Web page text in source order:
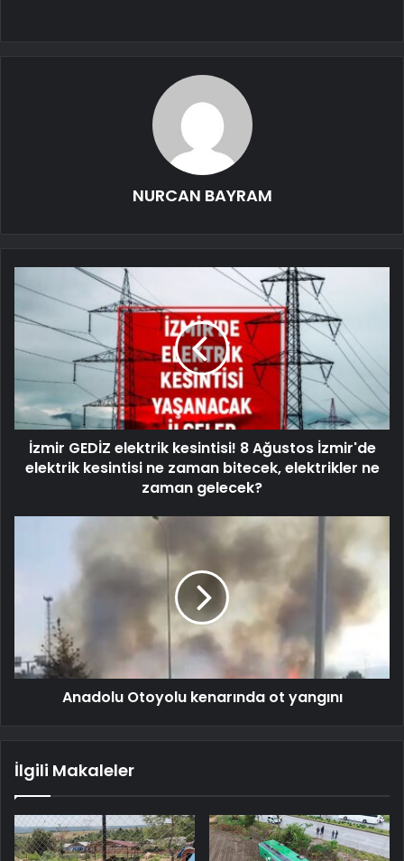
NURCAN BAYRAM
İzmir GEDİZ elektrik kesintisi! 8 Ağustos İzmir'de
elektrik kesintisi ne zaman bitecek, elektrikler ne
zaman gelecek?
Anadolu Otoyolu kenarında ot yangını
İlgili Makaleler